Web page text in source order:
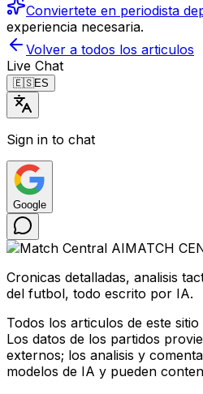
Conviertete en periodista
experiencia necesaria.
Volver a todos los articulos
Live Chat
🇪🇸ES
Sign in to chat
Google
MATCH
Cronicas detalladas, analisis
del futbol, todo escrito por IA.
Todos los articulos de este
Los datos de los partidos
externos; los analisis y
modelos de IA y pueden